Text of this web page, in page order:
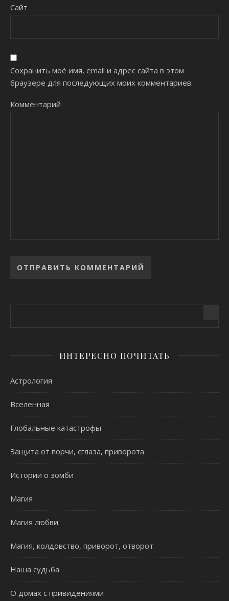
Сайт
Сохранить моё имя, email и адрес сайта в этом
браузере для последующих моих комментариев.
Комментарий
ИНТЕРЕСНО ПОЧИТАТЬ
Астрология
Вселенная
Глобальные катастрофы
Защита от порчи, сглаза, приворота
Истории о зомби
Магия
Магия любви
Магия, колдовство, приворот, отворот
Наша судьба
О домах с привидениями